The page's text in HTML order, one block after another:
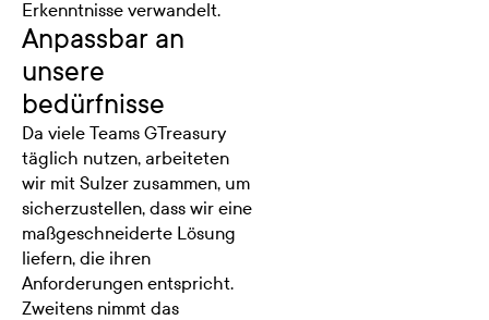
Erkenntnisse verwandelt.
Anpassbar an
unsere
bedürfnisse
Da viele Teams GTreasury
täglich nutzen, arbeiteten
wir mit Sulzer zusammen, um
sicherzustellen, dass wir eine
maßgeschneiderte Lösung
liefern, die ihren
Anforderungen entspricht.
Zweitens nimmt das